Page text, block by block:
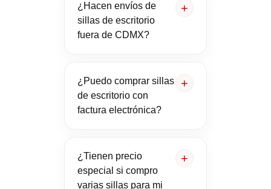
¿Hacen envíos de
sillas de escritorio
fuera de CDMX?
¿Puedo comprar sillas
de escritorio con
factura electrónica?
¿Tienen precio
especial si compro
varias sillas para mi